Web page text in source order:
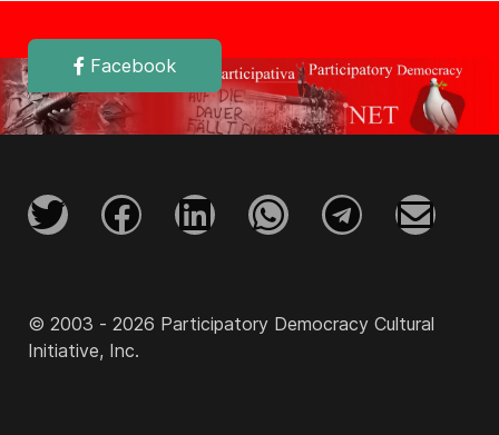
Facebook
© 2003 - 2026 Participatory Democracy Cultural
Initiative, Inc.